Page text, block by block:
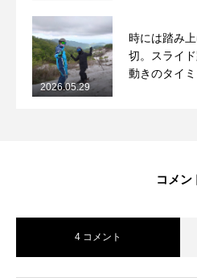
時には踏み
切。スライ
動きのタイ
2026.05.29
コメン
4 コメント